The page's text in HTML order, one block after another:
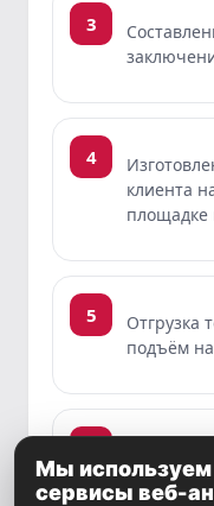
3
4
клиента
площадке
5
Отгрузка
подъём
Мы
сервисы веб-